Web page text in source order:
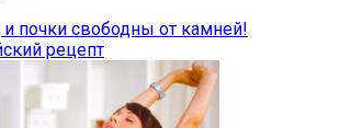
и почки свободны от камней!
рецепт